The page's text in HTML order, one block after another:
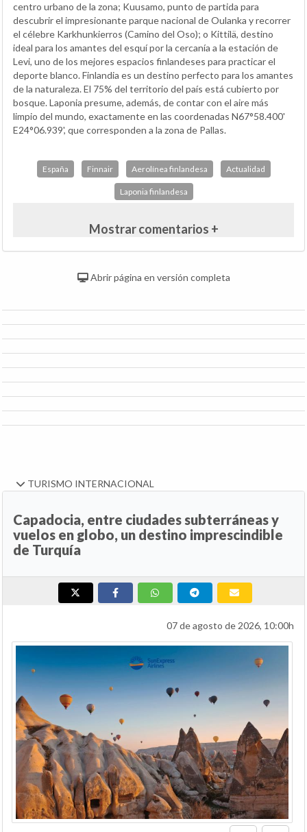
centro urbano de la zona; Kuusamo, punto de partida para
descubrir el impresionante parque nacional de Oulanka y recorrer
el célebre Karkhunkierros (Camino del Oso); o Kittilä, destino
ideal para los amantes del esquí por la cercanía a la estación de
Levi, uno de los mejores espacios finlandeses para practicar el
deporte blanco. Finlandia es un destino perfecto para los amantes
de la naturaleza. El 75% del territorio del país está cubierto por
bosque. Laponia presume, además, de contar con el aire más
limpio del mundo, exactamente en las coordenadas N67°58.400'
E24°06.939', que corresponden a la zona de Pallas.
España Finnair Aerolínea finlandesa Actualidad
Laponia finlandesa
Mostrar comentarios +
Abrir página en versión completa
TURISMO INTERNACIONAL
Capadocia, entre ciudades subterráneas y
vuelos en globo, un destino imprescindible
de Turquía
07 de agosto de 2026, 10:00h